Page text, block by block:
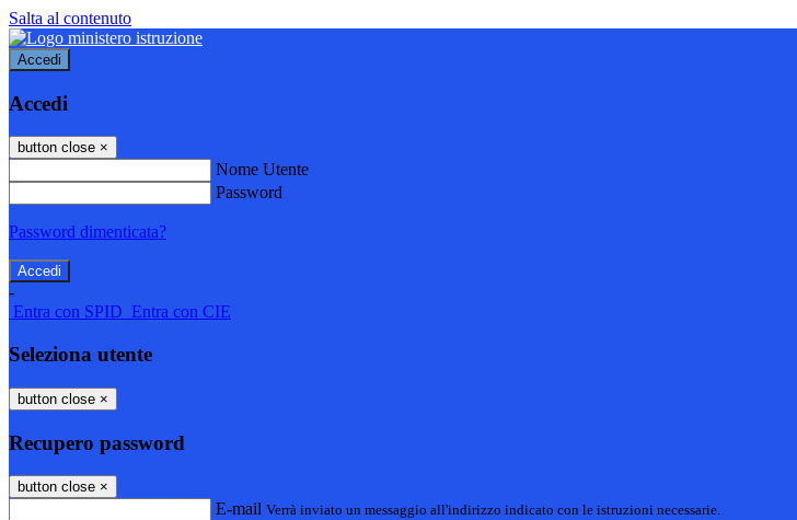
Salta al contenuto
Accedi
Accedi
button close ×
Nome Utente
Password
Password dimenticata?
-
Entra con SPID Entra con CIE
Seleziona utente
button close ×
Recupero password
button close ×
E-mail Verrà inviato un messaggio all'indirizzo indicato con le istruzioni necessarie.